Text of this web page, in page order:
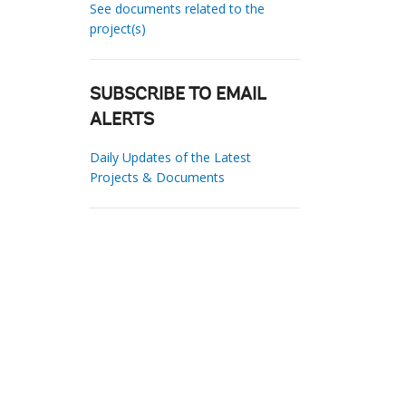
See documents related to the
project(s)
SUBSCRIBE TO EMAIL
ALERTS
Daily Updates of the Latest
Projects & Documents